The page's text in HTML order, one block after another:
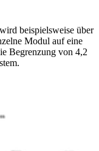
beispielsweise über
Modul auf eine
Begrenzung von 4,2